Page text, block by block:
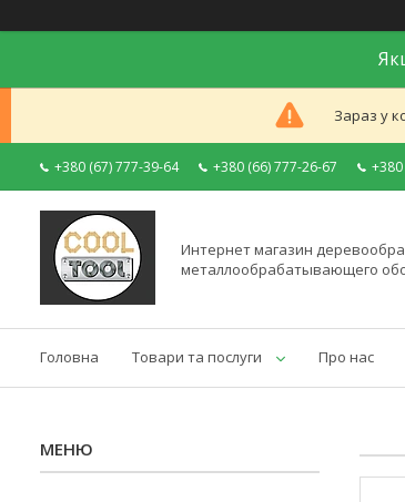
Зараз у
+380 (67) 777-39-64 +380 (66) 777-26-67
Интернет магазин
металлообрабатывающего
Головна Товари та послуги Про нас